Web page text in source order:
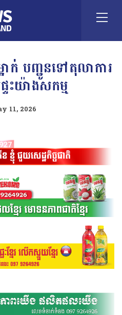
ក់ បញ្ជូនទៅតុលាការ
ះយ៉ាងសកម្ម
11, 2026